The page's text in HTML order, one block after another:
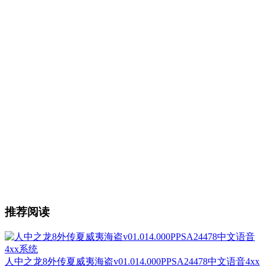
推荐阅读
人中之龙8外传夏威夷海盗v01.014.000PPSA24478中文语音4xx